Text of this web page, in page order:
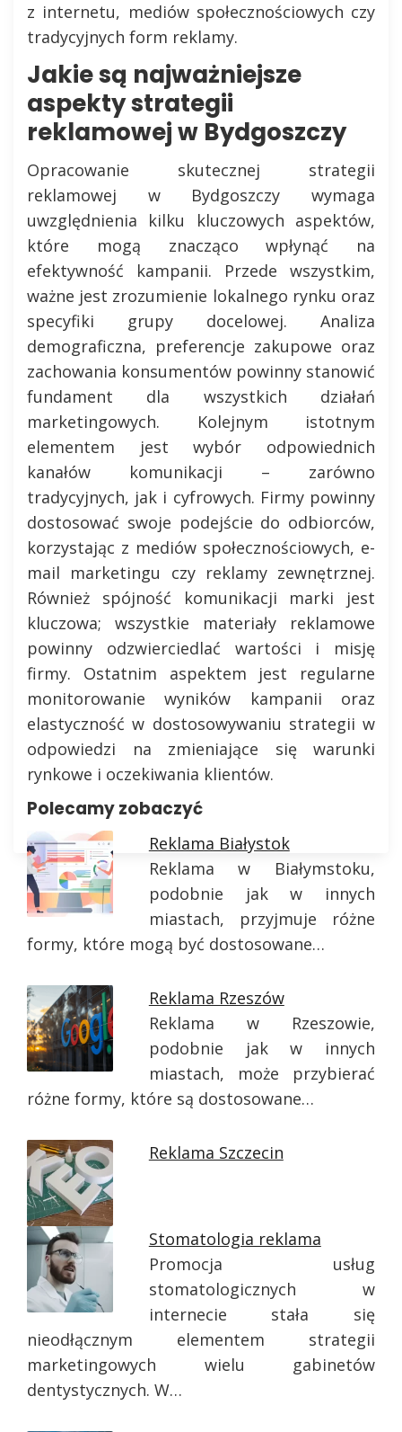
z internetu, mediów społecznościowych czy
tradycyjnych form reklamy.
Jakie są najważniejsze
aspekty strategii
reklamowej w Bydgoszczy
Opracowanie skutecznej strategii
reklamowej w Bydgoszczy wymaga
uwzględnienia kilku kluczowych aspektów,
które mogą znacząco wpłynąć na
efektywność kampanii. Przede wszystkim,
ważne jest zrozumienie lokalnego rynku oraz
specyfiki grupy docelowej. Analiza
demograficzna, preferencje zakupowe oraz
zachowania konsumentów powinny stanowić
fundament dla wszystkich działań
marketingowych. Kolejnym istotnym
elementem jest wybór odpowiednich
kanałów komunikacji – zarówno
tradycyjnych, jak i cyfrowych. Firmy powinny
dostosować swoje podejście do odbiorców,
korzystając z mediów społecznościowych, e-
mail marketingu czy reklamy zewnętrznej.
Również spójność komunikacji marki jest
kluczowa; wszystkie materiały reklamowe
powinny odzwierciedlać wartości i misję
firmy. Ostatnim aspektem jest regularne
monitorowanie wyników kampanii oraz
elastyczność w dostosowywaniu strategii w
odpowiedzi na zmieniające się warunki
rynkowe i oczekiwania klientów.
Polecamy zobaczyć
Reklama Białystok
Reklama w Białymstoku,
podobnie jak w innych
miastach, przyjmuje różne
formy, które mogą być dostosowane…
Reklama Rzeszów
Reklama w Rzeszowie,
podobnie jak w innych
miastach, może przybierać
różne formy, które są dostosowane…
Reklama Szczecin
Stomatologia reklama
Promocja usług
stomatologicznych w
internecie stała się
nieodłącznym elementem strategii
marketingowych wielu gabinetów
dentystycznych. W…